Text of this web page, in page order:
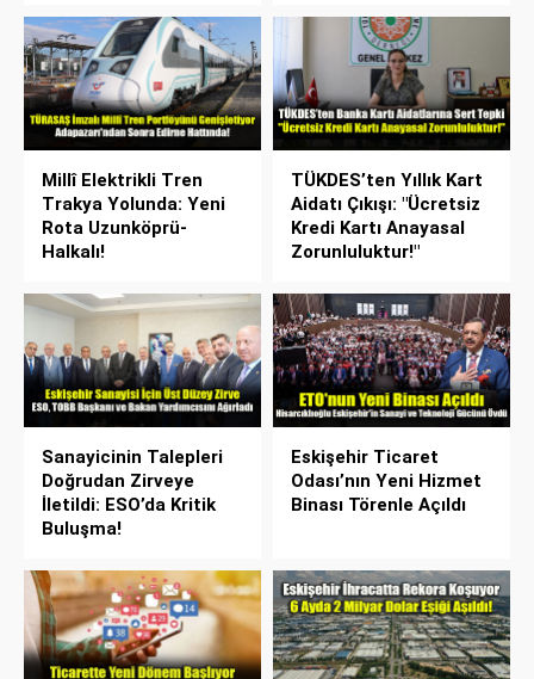
Millî Elektrikli Tren
Trakya Yolunda: Yeni
Rota Uzunköprü-
Halkalı!
TÜKDES’ten Yıllık Kart
Aidatı Çıkışı: "Ücretsiz
Kredi Kartı Anayasal
Zorunluluktur!"
Sanayicinin Talepleri
Doğrudan Zirveye
İletildi: ESO’da Kritik
Buluşma!
Eskişehir Ticaret
Odası’nın Yeni Hizmet
Binası Törenle Açıldı